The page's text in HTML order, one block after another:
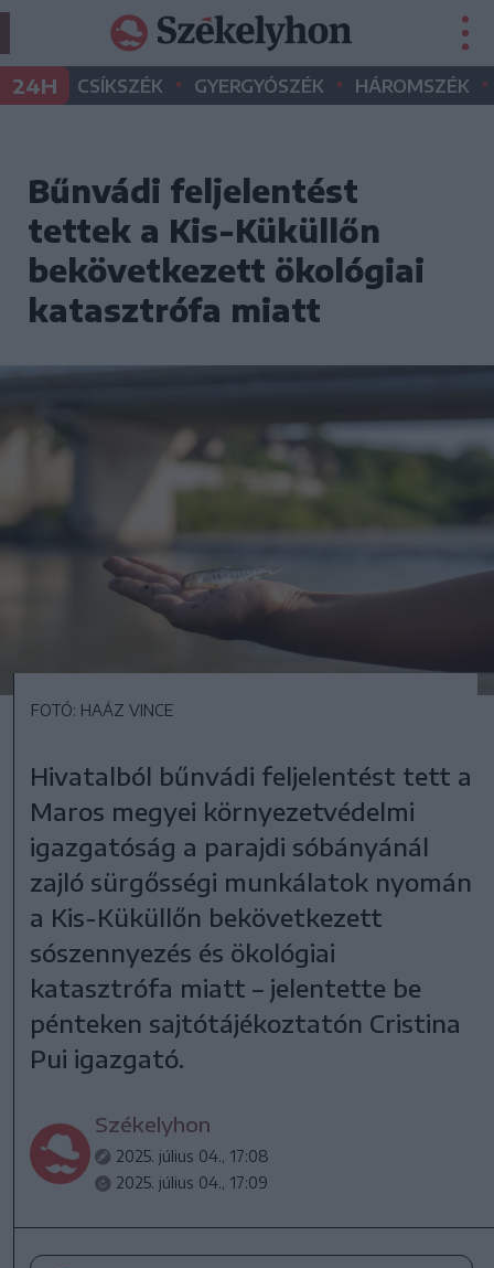
24H CSÍKSZÉK • GYERGYÓSZÉK • HÁROMSZÉK •
Bűnvádi feljelentést
tettek a Kis-Küküllőn
bekövetkezett ökológiai
katasztrófa miatt
FOTÓ: HAÁZ VINCE
Hivatalból bűnvádi feljelentést tett a
Maros megyei környezetvédelmi
igazgatóság a parajdi sóbányánál
zajló sürgősségi munkálatok nyomán
a Kis-Küküllőn bekövetkezett
sószennyezés és ökológiai
katasztrófa miatt – jelentette be
pénteken sajtótájékoztatón Cristina
Pui igazgató.
Székelyhon
2025. július 04., 17:08
2025. július 04., 17:09